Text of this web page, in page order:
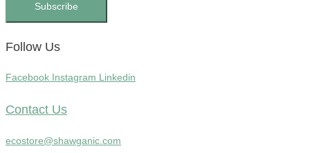
Subscribe
Follow Us
Facebook Instagram Linkedin
Contact Us
ecostore@shawganic.com